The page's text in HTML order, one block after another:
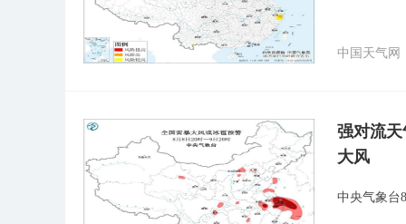
中国天气网
强对流
大风
中央气象台